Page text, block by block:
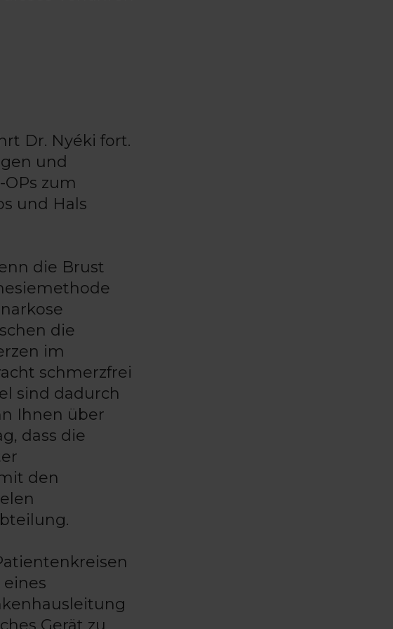
Dr. Nyéki fort.
und
zum
und Hals
die Brust
die
im
schmerzfrei
sind dadurch
Ihnen über
dass die
den
Gerät zu